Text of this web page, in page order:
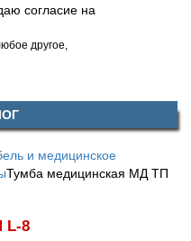
согласие на
другое,
и медицинское
Тумба медицинская МД ТП
L-8